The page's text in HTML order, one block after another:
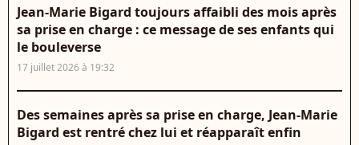
Jean-Marie Bigard toujours affaibli des mois après
sa prise en charge : ce message de ses enfants qui
le bouleverse
17 juillet 2026 à 19:32
Des semaines après sa prise en charge, Jean-Marie
Bigard est rentré chez lui et réapparaît enfin